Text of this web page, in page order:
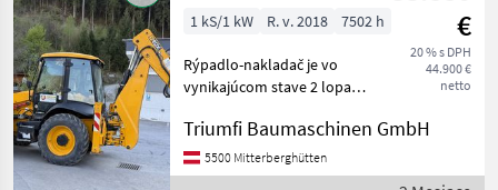
€
20 % s DPH
44.900 €
netto
1 kS/1 kW R. v. 2018 7502 h
Rýpadlo-nakladač je vo
vynikajúcom stave 2 lopaty
nakladače
Triumfi Baumaschinen GmbH
5500 Mitterberghütten